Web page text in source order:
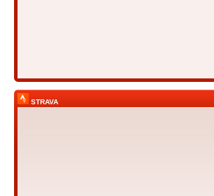
STRAVA